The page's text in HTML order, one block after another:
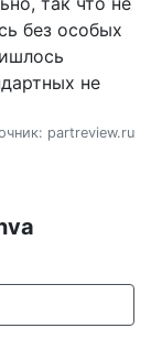
без особых
не
partreview.ru